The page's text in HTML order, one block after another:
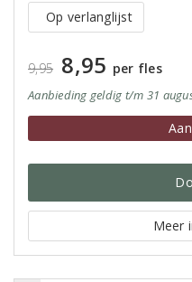
Op verlanglijst
9,95 8,95 per fles
Aanbieding geldig t/m 31
Meer